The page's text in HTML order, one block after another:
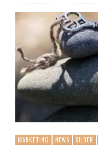
MARKETING NEWS SLIDER